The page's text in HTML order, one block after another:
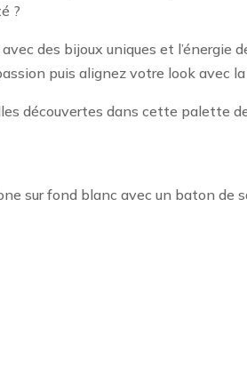
?
des bijoux uniques et l’énergie
puis alignez votre look avec la
découvertes dans cette palette